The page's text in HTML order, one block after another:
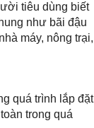
tiêu dùng biết
như bãi đậu
máy, nông trại,
quá trình lắp đặt
trong quá